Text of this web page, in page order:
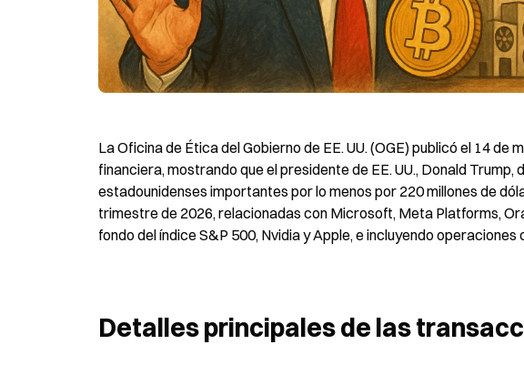
La Oficina de Ética del Gobierno de EE. UU. (OGE) publicó el 14 de
financiera, mostrando que el presidente de EE. UU., Donald
estadounidenses importantes por lo menos por 220 millones de
trimestre de 2026, relacionadas con Microsoft, Meta Platforms,
fondo del índice S&P 500, Nvidia y Apple, e incluyendo operaciones
Detalles principales de las